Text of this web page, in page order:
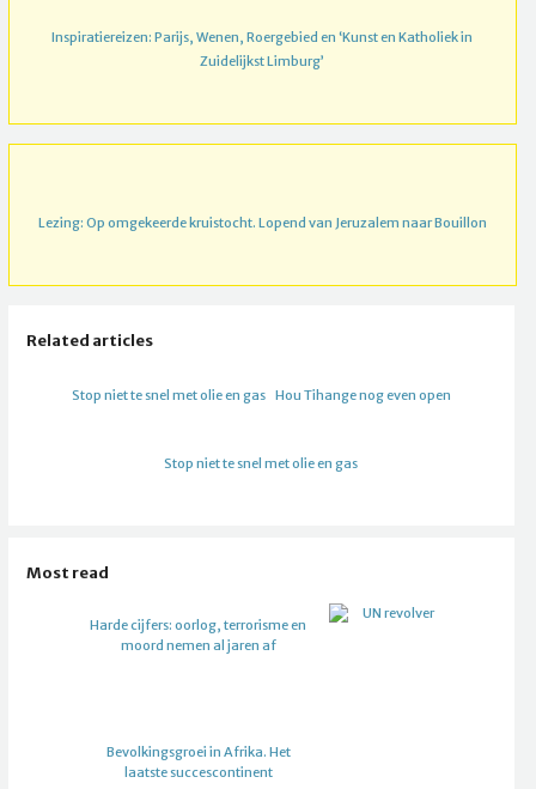
Inspiratiereizen: Parijs, Wenen, Roergebied en ‘Kunst en Katholiek in
Zuidelijkst Limburg’
Lezing: Op omgekeerde kruistocht. Lopend van Jeruzalem naar Bouillon
Related articles
Stop niet te snel met olie en gas Hou Tihange nog even open
Stop niet te snel met olie en gas
Most read
Harde cijfers: oorlog, terrorisme en
moord nemen al jaren af
Bevolkingsgroei in Afrika. Het
laatste succescontinent